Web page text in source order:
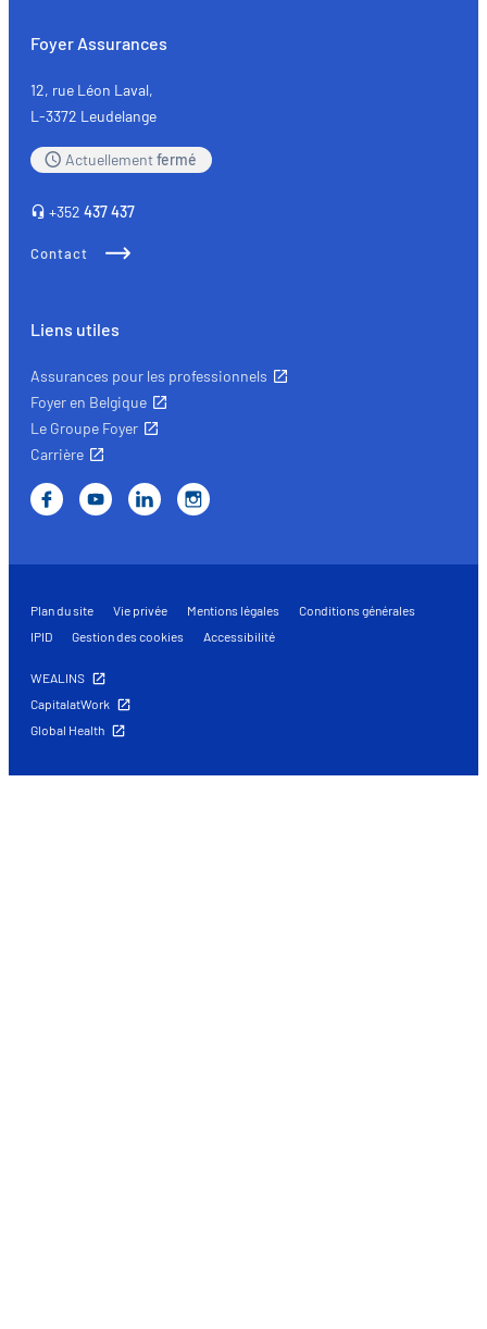
Foyer Assurances
12, rue Léon Laval,
L-3372 Leudelange
Actuellementfermé
+352 437 437
Contact
Liens utiles
Assurances pour les professionnels
Foyer en Belgique
Le Groupe Foyer
Carrière
Plan du site Vie privée Mentions légales
Conditions générales
IPID
Gestion des cookies Accessibilité
WEALINS
CapitalatWork
Global Health